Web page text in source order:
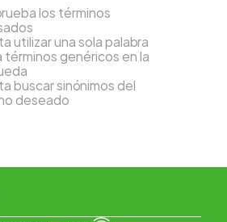
los términos
utilizar una sola palabra
términos genéricos en la
buscar sinónimos del
deseado